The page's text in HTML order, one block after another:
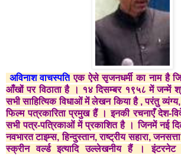
अविनाश वाचस्पति एक ऐसे सृजनधर्मी का नाम है
आँखों पर विठाता है । १४ दिसम्बर १९५८ में जन्में
सभी साहित्यिक विधाओं में लेखन किया है , परंतु
फिल्म पत्रकारिता प्रमुख हैं । इनकी रचनाएँ देश-
सभी पत्र-पत्रिकाओं में प्रकाशित है । जिनमें नई
नवभारत टाइम्स, हिन्दुस्तान, राष्ट्रीय सहारा,
स्क्रीन वर्ल्ड इत्यादि उल्लेखनीय हैं ।